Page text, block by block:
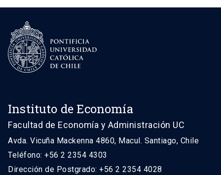
Instituto de Economía
Facultad de Economía y Administración UC
Avda. Vicuña Mackenna 4860, Macul. Santiago, Chile
Teléfono: +56 2 2354 4303
Dirección de Postgrado: +56 2 2354 4028